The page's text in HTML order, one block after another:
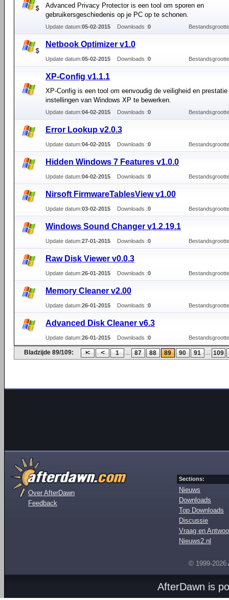
Advanced Privacy Protector is een tool om sporen en
gebruikersgeschiedenis op je PC op te schonen.
Update datum:05-02-2015 Downloads :0
Netbook Optimizer v1.0
Update datum:05-02-2015 Downloads :0
XP-Config v1.1.1
XP-Config is een tool om eenvoudig de veiligheid en prestatie
instellingen van Windows XP te bewerken.
Update datum:04-02-2015 Downloads :0
Error Lookup v2.0.3
Update datum:04-02-2015 Downloads :0
Hidden Windows 7 Features v1.0.0
Update datum:04-02-2015 Downloads :0
Nirsoft FirmwareTablesView v1.00
Update datum:03-02-2015 Downloads :0
Windows Sound Changer v1.2.19.1
Update datum:27-01-2015 Downloads :0
Raw Disk Viewer v0.0.3
Update datum:26-01-2015 Downloads :0
Memory Cleaner v2.00
Update datum:26-01-2015 Downloads :0
Advanced Disk Cleaner v6.3
Update datum:26-01-2015 Downloads :0
Bladzijde 89/109: 1 ... 87 88 89 90 91 ... 109
Over AfterDawn
Feedback
Sections:
Nieuws
Downloads
Top Downloads
Discussie
Vraag en
Nieuws2.nl
© 1999-2026
AfterDawn is